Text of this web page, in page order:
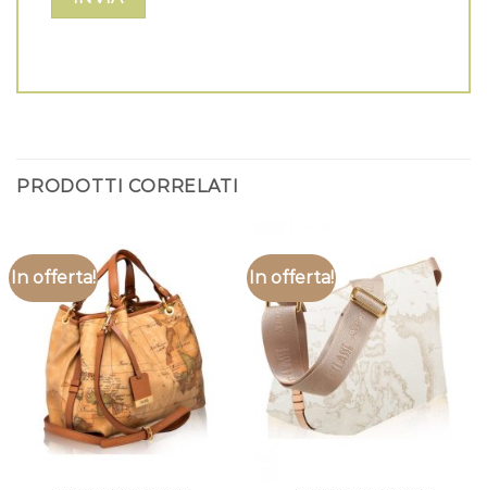
PRODOTTI CORRELATI
In offerta! In offerta!